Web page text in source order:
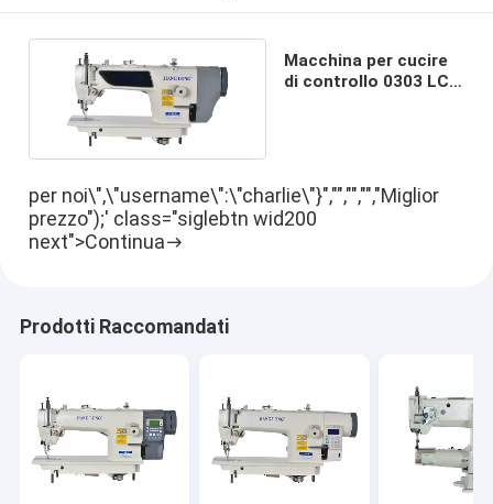
Macchina per cucire
di controllo 0303 LCD
per noi\",\"username\":\"charlie\"}","","","","Miglior
prezzo");' class="siglebtn wid200
next">Continua
Prodotti Raccomandati